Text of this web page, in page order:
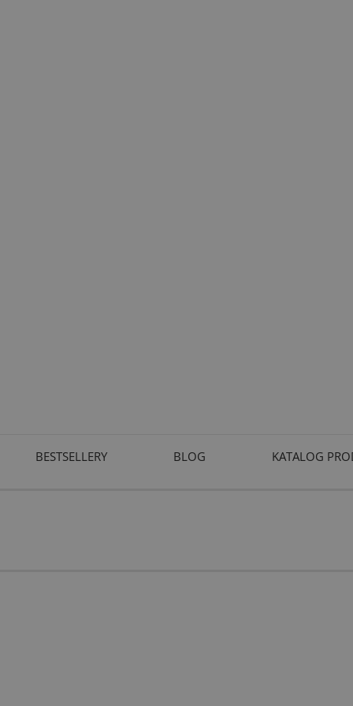
BESTSELLERY BLOG KATALOG